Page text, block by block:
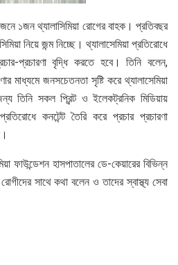
১জন থ্যালাসিমিয়া রোগের বাহক। প্রতিবছর
নিয়ে জন্ম নিচ্ছে। থ্যালাসেমিয়া প্রতিরোধে
প্রচারণা বৃদ্ধি করতে হবে। তিনি বলেন,
মাধ্যমে জনসচেতনতা সৃষ্টি করে থ্যালাসেমিয়া
সকল প্রিন্ট ও ইলেকট্রনিক মিডিয়ায়
কনটেন্ট তৈরি করে প্রচার প্রচারণা
ফাউন্ডেশন হাসপাতালের ডে-কেয়ারের বিভিন্ন
সাথে কথা বলেন ও তাদের স্বাস্থ্য সেবা